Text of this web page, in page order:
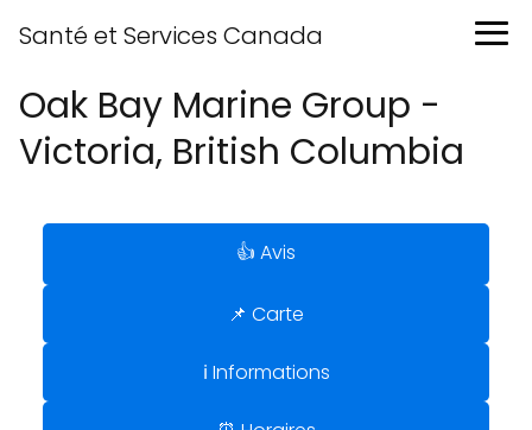
Santé et Services Canada
Oak Bay Marine Group -
Victoria, British Columbia
👍 Avis
📌 Carte
ℹ️ Informations